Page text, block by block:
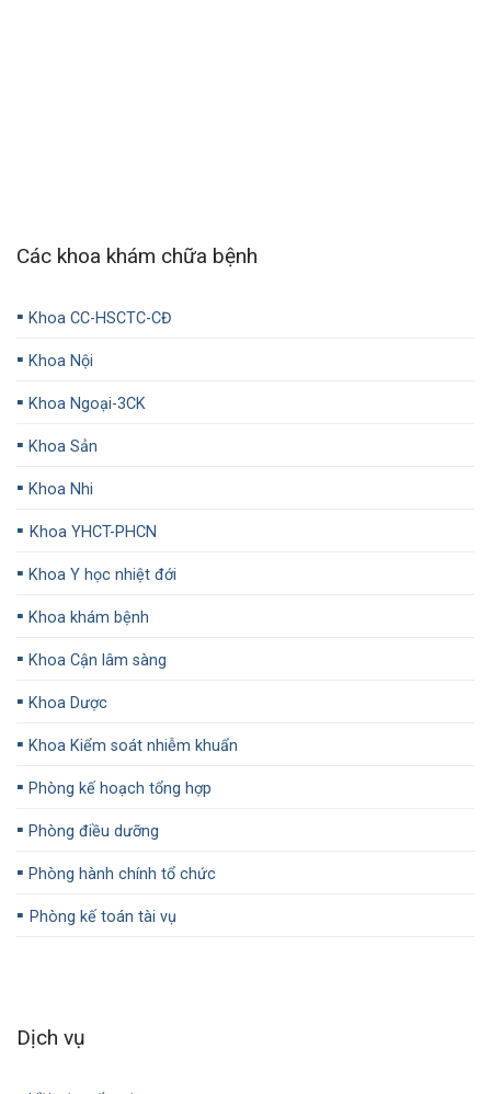
Các khoa khám chữa bệnh
▪️ Khoa CC-HSCTC-CĐ
▪️ Khoa Nội
▪️ Khoa Ngoại-3CK
▪️ Khoa Sản
▪️ Khoa Nhi
▪️ Khoa YHCT-PHCN
▪️ Khoa Y học nhiệt đới
▪️ Khoa khám bệnh
▪️ Khoa Cận lâm sàng
▪️ Khoa Dược
▪️ Khoa Kiểm soát nhiễm khuẩn
▪️ Phòng kế hoạch tổng hợp
▪️ Phòng điều dưỡng
▪️ Phòng hành chính tổ chức
▪️ Phòng kế toán tài vụ
Dịch vụ